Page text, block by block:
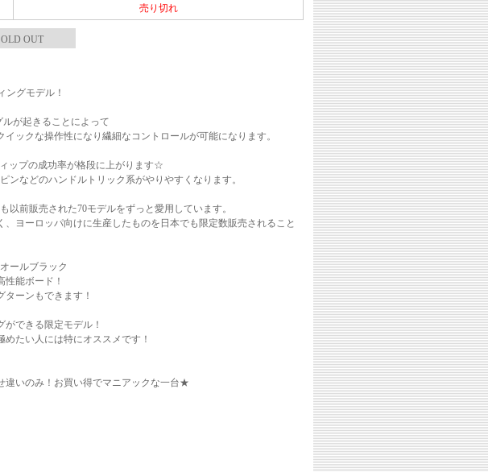
売り切れ
OUT
ングモデル！
が起きることによって
ックな操作性になり繊細なコントロールが可能になります。
ップの成功率が格段に上がります☆
ンなどのハンドルトリック系がやりやすくなります。
以前販売された70モデルをずっと愛用しています。
ヨーロッパ向けに生産したものを日本でも限定数販売されること
ールブラック
能ボード！
ーンもできます！
できる限定モデル！
たい人には特にオススメです！
違いのみ！お買い得でマニアックな一台★